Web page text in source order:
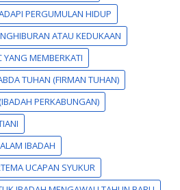
PERGUMULAN HIDUP
ATAU KEDUKAAN
MEMBERKATI
TUHAN (FIRMAN TUHAN)
PERKABUNGAN)
IBADAH
UCAPAN SYUKUR